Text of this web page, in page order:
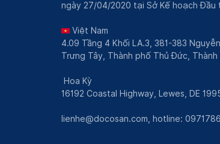
ngày 27/04/2020 tại Sở Kế hoạch Đầu
Việt Nam
4.09 Tầng 4 Khối LA.3, 381-383
Trưng Tây, Thành phố Thủ Đức, Thành
Hoa Kỳ
16192 Coastal Highway, Lewes, DE
lienhe@docosan.com, hotline: